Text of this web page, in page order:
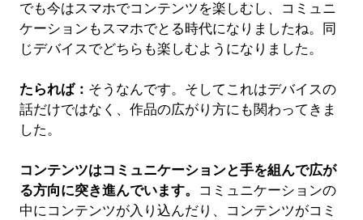
でも今はスマホでコンテンツを楽しむし、コミュニ
ケーションもスマホでとる時代になりましたね。同
じデバイスでどちらも楽しむようになりました。
たられば： そうなんです。そしてこれはデバイスの
話だけではなく、作品の広がり方にも関わってきま
した。
コンテンツはコミュニケーションと手を組んで広が
る方向に突き進んでいます。
コミュニケーションの
中にコンテンツが入り込んだり、コンテンツがコミ